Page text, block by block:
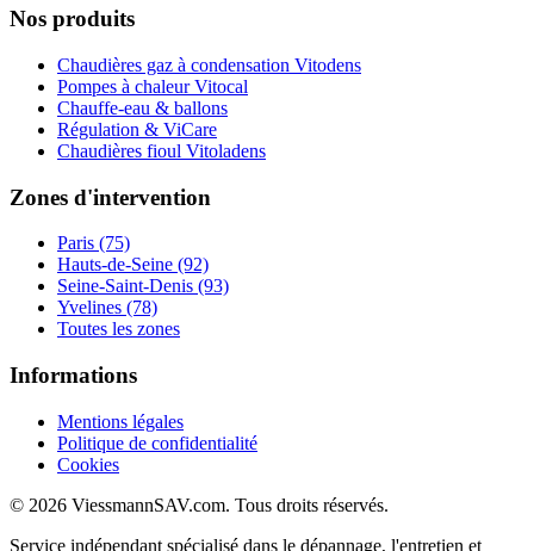
Nos produits
Chaudières gaz à condensation Vitodens
Pompes à chaleur Vitocal
Chauffe-eau & ballons
Régulation & ViCare
Chaudières fioul Vitoladens
Zones d'intervention
Paris (75)
Hauts-de-Seine (92)
Seine-Saint-Denis (93)
Yvelines (78)
Toutes les zones
Informations
Mentions légales
Politique de confidentialité
Cookies
© 2026 ViessmannSAV.com. Tous droits réservés.
Service indépendant spécialisé dans le dépannage, l'entretien et